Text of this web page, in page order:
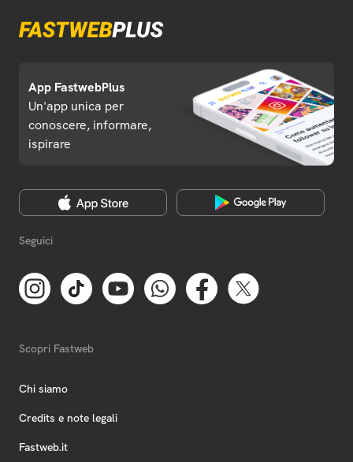
App FastwebPlus
Un'app unica per
conoscere, informare,
ispirare
Seguici
Scopri Fastweb
Chi siamo
Credits e note legali
Fastweb.it